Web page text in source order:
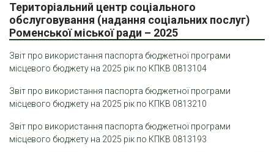
Територіальний центр соціального
обслуговування (надання соціальних послуг)
Роменської міської ради – 2025
Звіт про використання паспорта бюджетної програми
місцевого бюджету на 2025 рік по КПКВ 0813104
Звіт про використання паспорта бюджетної програми
місцевого бюджету на 2025 рік по КПКВ 0813210
Звіт про використання паспорта бюджетної програми
місцевого бюджету на 2025 рік по КПКВ 0813193